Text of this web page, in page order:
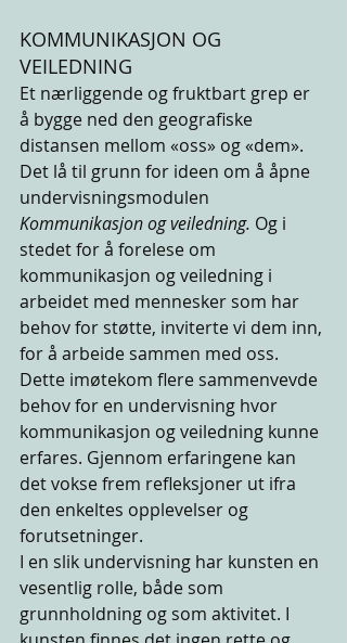
KOMMUNIKASJON OG
VEILEDNING
Et nærliggende og fruktbart grep er
å bygge ned den geografiske
distansen mellom «oss» og «dem».
Det lå til grunn for ideen om å åpne
undervisningsmodulen
Kommunikasjon og veiledning. Og i
stedet for å forelese om
kommunikasjon og veiledning i
arbeidet med mennesker som har
behov for støtte, inviterte vi dem inn,
for å arbeide sammen med oss.
Dette imøtekom flere sammenvevde
behov for en undervisning hvor
kommunikasjon og veiledning kunne
erfares. Gjennom erfaringene kan
det vokse frem refleksjoner ut ifra
den enkeltes opplevelser og
forutsetninger.
I en slik undervisning har kunsten en
vesentlig rolle, både som
grunnholdning og som aktivitet. I